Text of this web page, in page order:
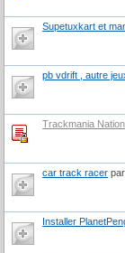
Supetuxkart et
pb vdrift , autre
Trackmania
car track racer
Installer